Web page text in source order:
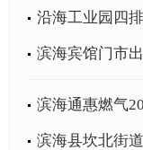
沿海工业园四
滨海宾馆门市
滨海通惠燃气
滨海县坎北街